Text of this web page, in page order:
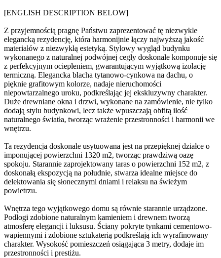
[ENGLISH DESCRIPTION BELOW]
Z przyjemnością pragnę Państwu zaprezentować tę niezwykle
elegancką rezydencję, która harmonijnie łączy najwyższą jakość
materiałów z niezwykłą estetyką. Stylowy wygląd budynku
wykonanego z naturalnej podwójnej cegły doskonale komponuje się
z perfekcyjnym ociepleniem, gwarantującym wyjątkową izolację
termiczną. Elegancka blacha tytanowo-cynkowa na dachu, o
pięknie grafitowym kolorze, nadaje nieruchomości
niepowtarzalnego uroku, podkreślając jej ekskluzywny charakter.
Duże drewniane okna i drzwi, wykonane na zamówienie, nie tylko
dodają stylu budynkowi, lecz także wpuszczają obfitą ilość
naturalnego światła, tworząc wrażenie przestronności i harmonii we
wnętrzu.
Ta rezydencja doskonale usytuowana jest na przepięknej działce o
imponującej powierzchni 1320 m2, tworząc prawdziwą oazę
spokoju. Starannie zaprojektowany taras o powierzchni 152 m2, z
doskonałą ekspozycją na południe, stwarza idealne miejsce do
delektowania się słonecznymi dniami i relaksu na świeżym
powietrzu.
Wnętrza tego wyjątkowego domu są równie starannie urządzone.
Podłogi zdobione naturalnym kamieniem i drewnem tworzą
atmosferę elegancji i luksusu. Ściany pokryte tynkami cementowo-
wapiennymi i zdobione sztukaterią podkreślają ich wyrafinowany
charakter. Wysokość pomieszczeń osiągająca 3 metry, dodaje im
przestronności i prestiżu.